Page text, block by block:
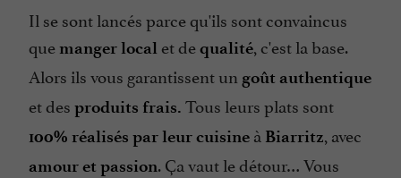
Il se sont lancés parce qu'ils sont convaincus
que mangerlocal et dequalité, c'est la base.
Alors ils vous garantissent un goût authentique
et des produits frais. Tous leurs plats sont
100% réalisés par leur cuisine à Biarritz, avec
amour et passion. Ça vaut le détour… Vous